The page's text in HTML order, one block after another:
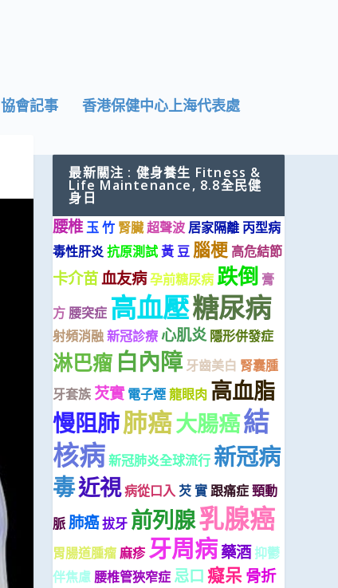
協會記事 香港保健中心上海代表處
最新關注 : 健身養生 Fitness &
Life Maintenance, 8.8全民健
身日
腰椎玉 竹 腎臟超聲波 居家隔離 丙型病
毒性肝炎抗原測試黃 豆 腦梗 高危結節
卡介苗血友病孕前糖尿病跌倒 膏
方 腰突症 高血壓糖尿病
射頻消融新冠診療心肌炎 隱形併發症
淋巴瘤 白內障 牙齒美白 腎囊腫
牙套族 芡實 電子煙龍眼肉 高血脂
慢阻肺肺癌大腸癌結
核病新冠肺炎全球流行 新冠病
毒近視病從口入 芡 實跟痛症頸動
脈肺癌拔牙 前列腺乳腺癌
胃腸道腫瘤麻疹 牙周病藥酒 抑鬱
伴焦慮腰椎管狹窄症 忌口癡呆 骨折